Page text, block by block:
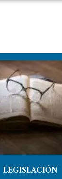
LEGISLACIÓN
LEGISLACIÓN
de Normas,
de la Provincia de Jujuy.
ACCEDER